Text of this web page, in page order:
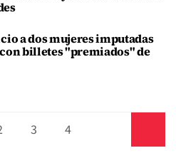
a dos mujeres imputadas
billetes "premiados" de
3 4